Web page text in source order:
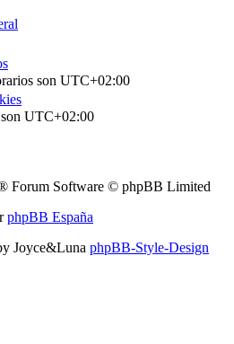
son UTC+02:00
UTC+02:00
Forum Software © phpBB Limited
phpBB España
Joyce&Luna phpBB-Style-Design